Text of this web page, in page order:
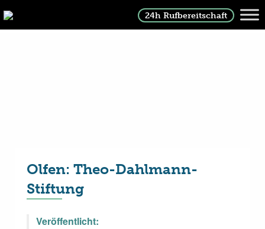
24h Rufbereitschaft
Olfen: Theo-Dahlmann-
Stiftung
Veröffentlicht: